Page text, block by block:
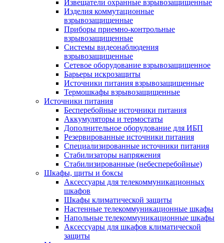
Извещатели охранные взрывозащищенные
Изделия коммутационные
взрывозащищенные
Приборы приемно-контрольные
взрывозащищенные
Системы видеонаблюдения
взрывозащищенные
Сетевое оборудование взрывозащищенное
Барьеры искрозащиты
Источники питания взрывозащищенные
Термошкафы взрывозащищенные
Источники питания
Бесперебойные источники питания
Аккумуляторы и термостаты
Дополнительное оборудование для ИБП
Резервированные источники питания
Специализированные источники питания
Стабилизаторы напряжения
Стабилизированные (небесперебойные)
Шкафы, щиты и боксы
Аксессуары для телекоммуникационных
шкафов
Шкафы климатической защиты
Настенные телекоммуникационные шкафы
Напольные телекоммуникационные шкафы
Аксессуары для шкафов климатической
защиты